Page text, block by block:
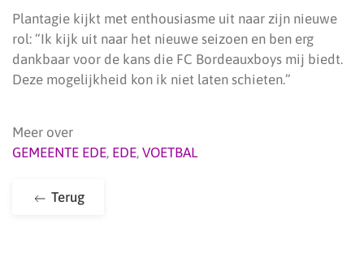
Plantagie kijkt met enthousiasme uit naar zijn nieuwe
rol: “Ik kijk uit naar het nieuwe seizoen en ben erg
dankbaar voor de kans die FC Bordeauxboys mij biedt.
Deze mogelijkheid kon ik niet laten schieten.”
Meer over
GEMEENTE EDE, EDE, VOETBAL
Terug